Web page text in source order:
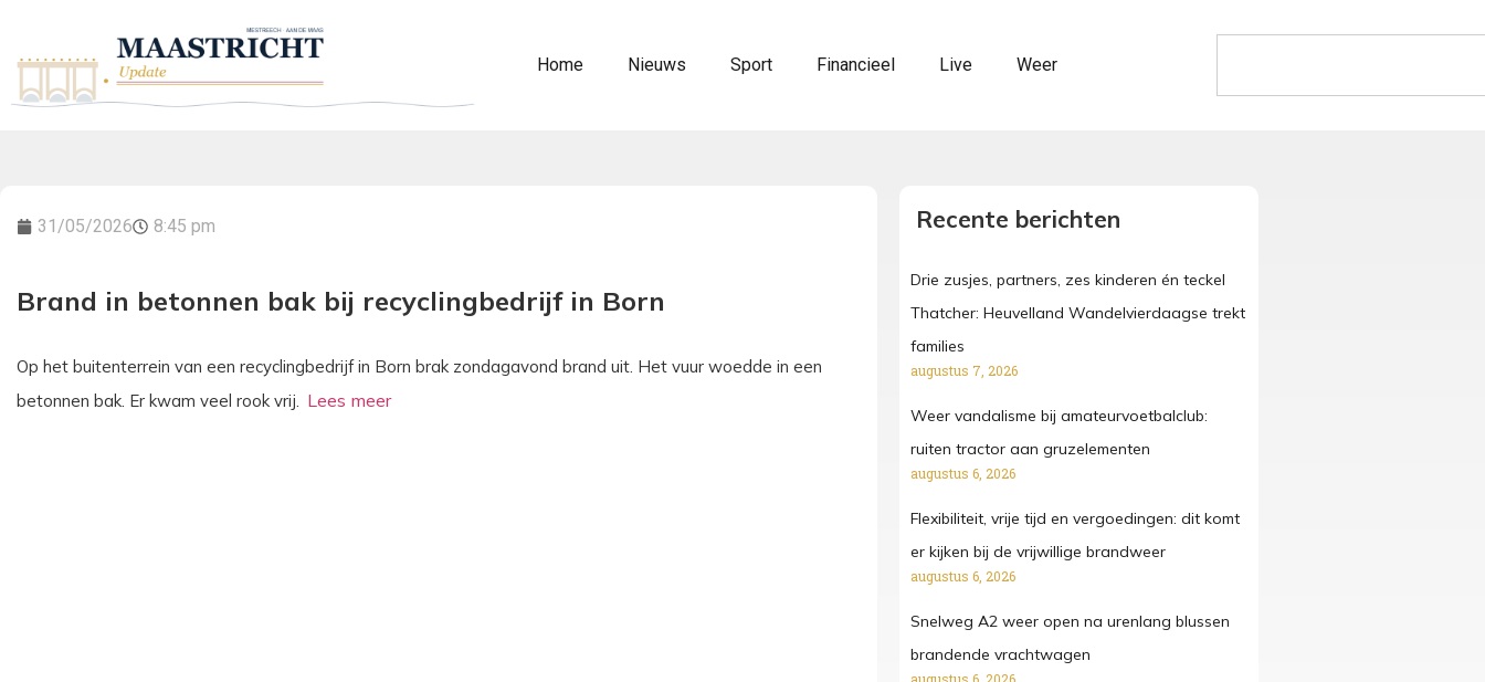
Home Nieuws Sport Financieel Live Weer
31/05/2026 8:45 pm
Brand in betonnen bak bij recyclingbedrijf in Born
Op het buitenterrein van een recyclingbedrijf in Born brak zondagavond brand uit. Het vuur woedde in een
betonnen bak. Er kwam veel rook vrij.
Recente berichten
Drie zusjes, partners, zes kinderen én teckel
Thatcher: Heuvelland Wandelvierdaagse trekt
families
augustus 7, 2026
Weer vandalisme bij amateurvoetbalclub:
ruiten tractor aan gruzelementen
augustus 6, 2026
Flexibiliteit, vrije tijd en vergoedingen: dit komt
er kijken bij de vrijwillige brandweer
augustus 6, 2026
Snelweg A2 weer open na urenlang blussen
brandende vrachtwagen
augustus 6, 2026